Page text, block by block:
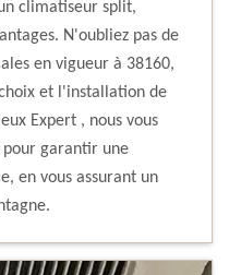
climatiseur split,
N'oubliez pas de
en vigueur à 38160,
et l'installation de
Expert , nous vous
pour garantir une
en vous assurant un